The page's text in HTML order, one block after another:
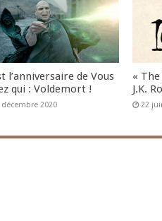
l’anniversaire de Vous
qui : Voldemort !
décembre 2020
«
J.K.
22